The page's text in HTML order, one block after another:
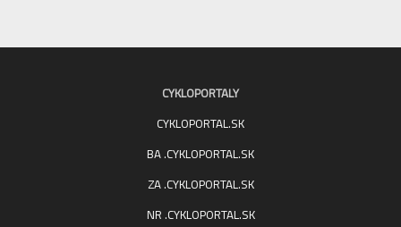
CYKLOPORTALY
CYKLOPORTAL.SK
BA .CYKLOPORTAL.SK
ZA .CYKLOPORTAL.SK
NR .CYKLOPORTAL.SK